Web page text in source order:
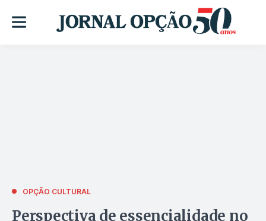
OPÇÃO CULTURAL
Perspectiva de essencialidade no